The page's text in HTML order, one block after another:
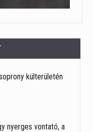
külterületén
nyerges vontató, a